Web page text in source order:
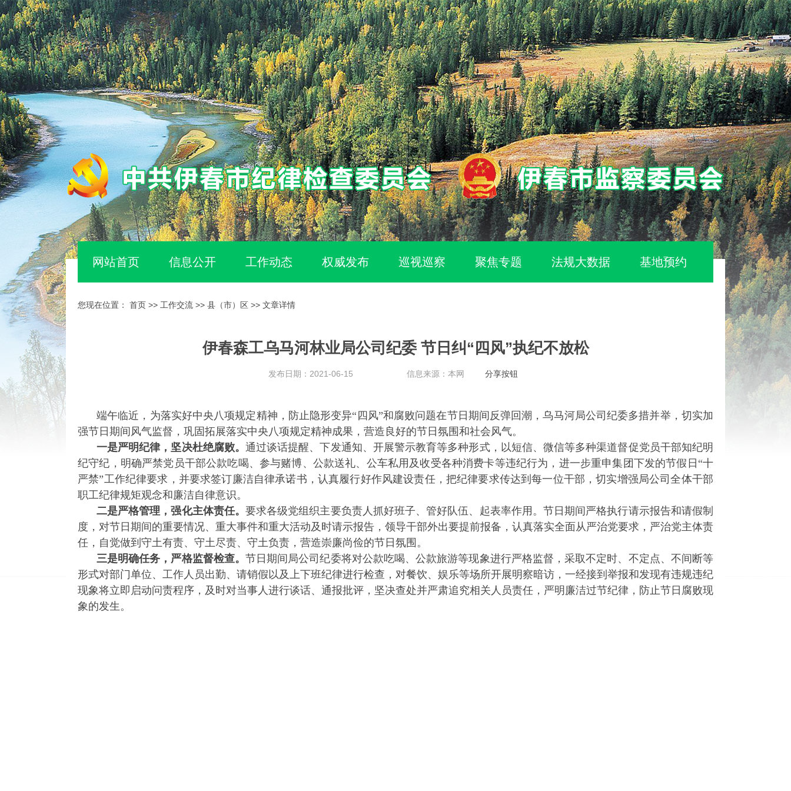
网站首页 信息公开 工作动态 权威发布 巡视巡察 聚焦专题 法规大数据 基地预约
您现在位置： 首页 >> 工作交流 >> 县（市）区 >> 文章详情
伊春森工乌马河林业局公司纪委 节日纠“四风”执纪不放松
发布日期：2021-06-15 信息来源：本网 分享按钮
端午临近，为落实好中央八项规定精神，防止隐形变异“四风”和腐败问题在节日期间反弹回潮，乌马河局公司纪委多措并举，切实加
强节日期间风气监督，巩固拓展落实中央八项规定精神成果，营造良好的节日氛围和社会风气。
一是严明纪律，坚决杜绝腐败。 通过谈话提醒、下发通知、开展警示教育等多种形式，以短信、微信等多种渠道督促党员干部知纪明
纪守纪，明确严禁党员干部公款吃喝、参与赌博、公款送礼、公车私用及收受各种消费卡等违纪行为，进一步重申集团下发的节假日“十
严禁”工作纪律要求，并要求签订廉洁自律承诺书，认真履行好作风建设责任，把纪律要求传达到每一位干部，切实增强局公司全体干部
职工纪律规矩观念和廉洁自律意识。
二是严格管理，强化主体责任。 要求各级党组织主要负责人抓好班子、管好队伍、起表率作用。节日期间严格执行请示报告和请假制
度，对节日期间的重要情况、重大事件和重大活动及时请示报告，领导干部外出要提前报备，认真落实全面从严治党要求，严治党主体责
任，自觉做到守土有责、守土尽责、守土负责，营造崇廉尚俭的节日氛围。
三是明确任务，严格监督检查。 节日期间局公司纪委将对公款吃喝、公款旅游等现象进行严格监督，采取不定时、不定点、不间断等
形式对部门单位、工作人员出勤、请销假以及上下班纪律进行检查，对餐饮、娱乐等场所开展明察暗访，一经接到举报和发现有违规违纪
现象将立即启动问责程序，及时对当事人进行谈话、通报批评，坚决查处并严肃追究相关人员责任，严明廉洁过节纪律，防止节日腐败现
象的发生。